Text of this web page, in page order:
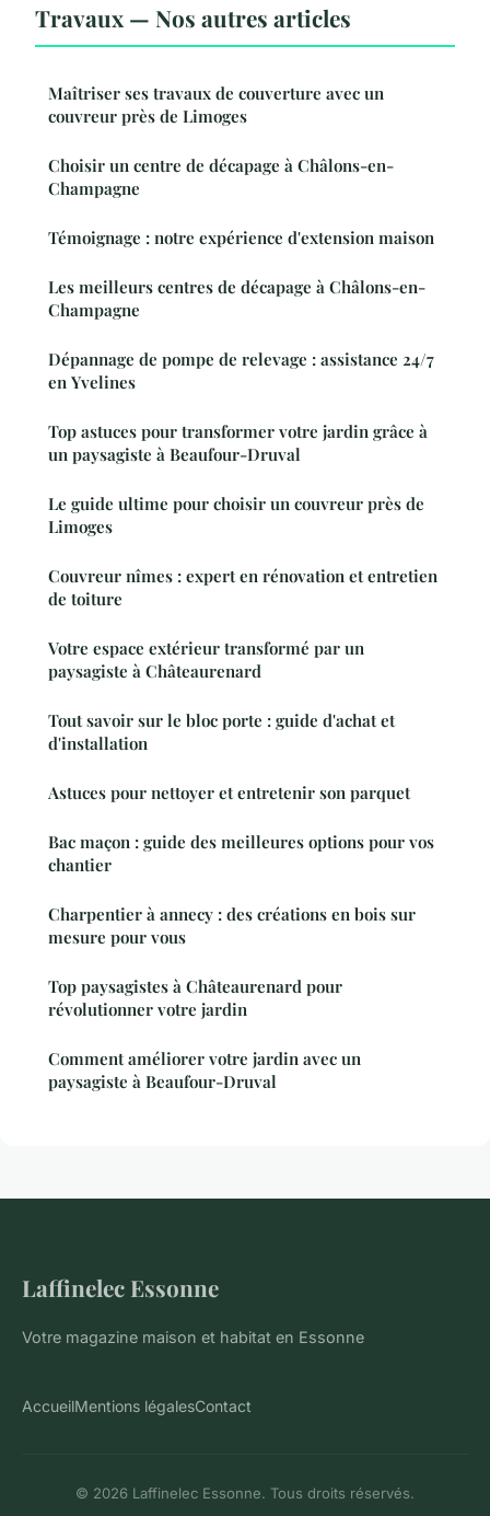
Travaux — Nos autres articles
Maîtriser ses travaux de couverture avec un
couvreur près de Limoges
Choisir un centre de décapage à Châlons-en-
Champagne
Témoignage : notre expérience d'extension maison
Les meilleurs centres de décapage à Châlons-en-
Champagne
Dépannage de pompe de relevage : assistance 24/7
en Yvelines
Top astuces pour transformer votre jardin grâce à
un paysagiste à Beaufour-Druval
Le guide ultime pour choisir un couvreur près de
Limoges
Couvreur nîmes : expert en rénovation et entretien
de toiture
Votre espace extérieur transformé par un
paysagiste à Châteaurenard
Tout savoir sur le bloc porte : guide d'achat et
d'installation
Astuces pour nettoyer et entretenir son parquet
Bac maçon : guide des meilleures options pour vos
chantier
Charpentier à annecy : des créations en bois sur
mesure pour vous
Top paysagistes à Châteaurenard pour
révolutionner votre jardin
Comment améliorer votre jardin avec un
paysagiste à Beaufour-Druval
Laffinelec Essonne
Votre magazine maison et habitat en Essonne
AccueilMentions légalesContact
© 2026 Laffinelec Essonne. Tous droits réservés.